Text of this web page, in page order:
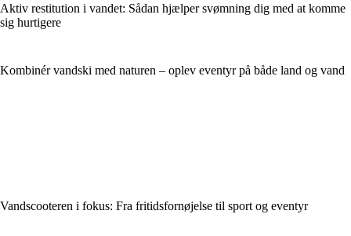
Aktiv restitution i vandet: Sådan hjælper svømning dig med at komme
sig hurtigere
Kombinér vandski med naturen – oplev eventyr på både land og vand
Vandscooteren i fokus: Fra fritidsfornøjelse til sport og eventyr